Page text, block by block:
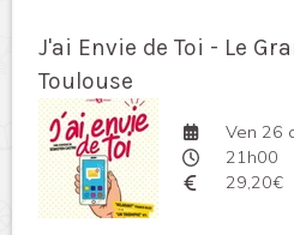
J'ai Envie de Toi - Le
Toulouse
Ven 26
21h00
29,20€